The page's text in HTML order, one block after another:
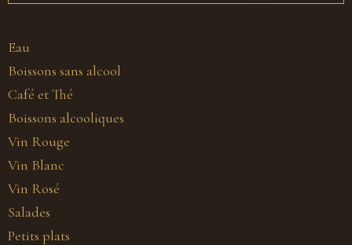
Eau
Boissons sans alcool
Café et Thé
Boissons alcooliques
Vin Rouge
Vin Blanc
Vin Rosé
Salades
Petits plats